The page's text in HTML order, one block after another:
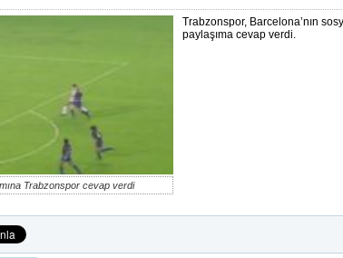
Trabzonspor cevap verdi
Trabzonspor, Barcelona’nın
paylaşıma cevap verdi.